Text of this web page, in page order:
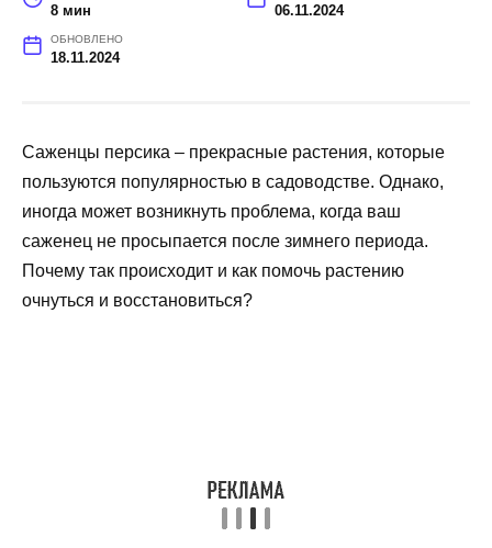
8 мин 06.11.2024
ОБНОВЛЕНО
18.11.2024
Саженцы персика – прекрасные растения, которые
пользуются популярностью в садоводстве. Однако,
иногда может возникнуть проблема, когда ваш
саженец не просыпается после зимнего периода.
Почему так происходит и как помочь растению
очнуться и восстановиться?